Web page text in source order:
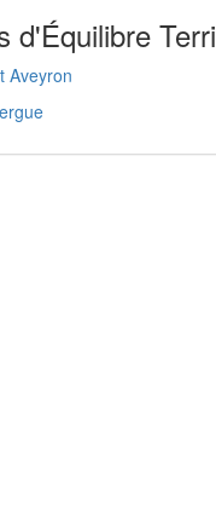
d'Équilibre
Aveyron